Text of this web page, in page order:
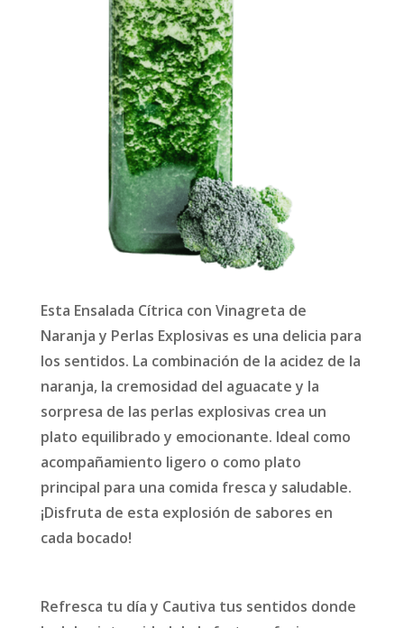
Esta Ensalada Cítrica con Vinagreta de
Naranja y Perlas Explosivas es una delicia para
los sentidos. La combinación de la acidez de la
naranja, la cremosidad del aguacate y la
sorpresa de las perlas explosivas crea un
plato equilibrado y emocionante. Ideal como
acompañamiento ligero o como plato
principal para una comida fresca y saludable.
¡Disfruta de esta explosión de sabores en
cada bocado!
Refresca tu día y Cautiva tus sentidos donde